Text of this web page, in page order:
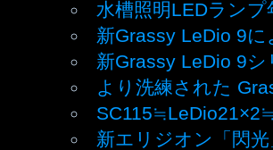
水槽照明LEDランプ
新Grassy LeDio 9
新Grassy LeDio 9
より洗練された
新エリジオン「閃光